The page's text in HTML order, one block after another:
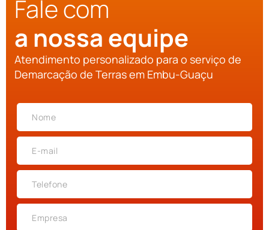
Fale com
a nossa equipe
Atendimento personalizado para o serviço de
Demarcação de Terras em Embu-Guaçu